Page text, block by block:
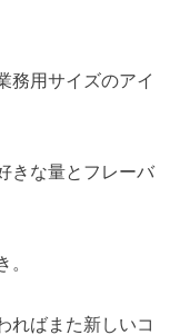
務用サイズのアイ
きな量とフレーバ
。
ればまた新しいコ